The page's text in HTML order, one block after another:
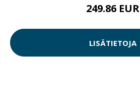
249.86 EUR
LISÄTIETOJA